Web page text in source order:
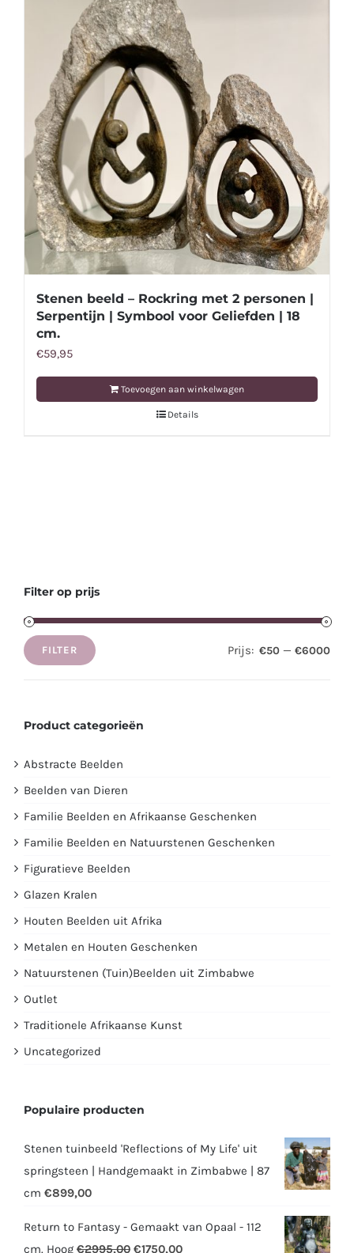
Stenen beeld – Rockring met 2 personen |
Serpentijn | Symbool voor Geliefden | 18
cm.
€59,95
Toevoegen aan winkelwagen
Details
Filter op prijs
Min.
Max.
FILTER Prijs: €50 — €6000
Product categorieën
Abstracte Beelden
Beelden van Dieren
Familie Beelden en Afrikaanse Geschenken
Familie Beelden en Natuurstenen Geschenken
Figuratieve Beelden
Glazen Kralen
Houten Beelden uit Afrika
Metalen en Houten Geschenken
Natuurstenen (Tuin)Beelden uit Zimbabwe
Outlet
Traditionele Afrikaanse Kunst
Uncategorized
Populaire producten
Stenen tuinbeeld 'Reflections of My Life' uit
springsteen | Handgemaakt in Zimbabwe | 87
cm €899,00
Return to Fantasy - Gemaakt van Opaal - 112
cm. Hoog €2995,00 Oorspronkelijke
€1750,00Huidige